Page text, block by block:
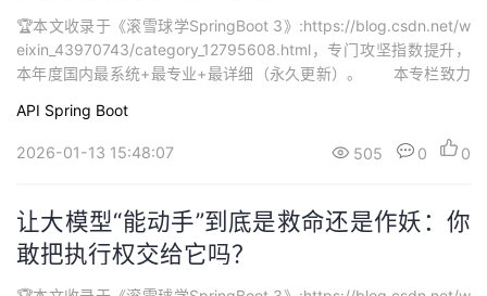
🏆本文收录于《滚雪球学SpringBoot 3》:https://blog.csdn.net/w
eixin_43970743/category_12795608.html，专门攻坚指数提升，
本年度国内最系统+最专业+最详细（永久更新）。 本专栏致力
网独家首发，打造精品专栏，专栏持续更新中…欢迎大家订阅持续学
习。...
API Spring Boot
2026-01-13 15:48:07 505 0 0
让大模型“能动手”到底是救命还是作妖：你
敢把执行权交给它吗？